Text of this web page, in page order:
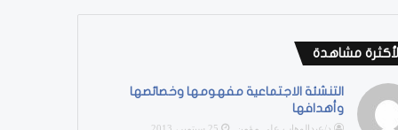
مشاهدة
التنشئة الاجتماعية مفهومها وخصائصها
وأهدافها